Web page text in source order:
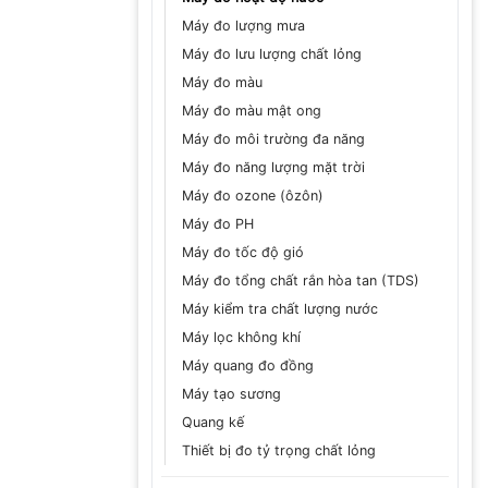
Máy đo lượng mưa
Máy đo lưu lượng chất lỏng
Máy đo màu
Máy đo màu mật ong
Máy đo môi trường đa năng
Máy đo năng lượng mặt trời
Máy đo ozone (ôzôn)
Máy đo PH
Máy đo tốc độ gió
Máy đo tổng chất rắn hòa tan (TDS)
Máy kiểm tra chất lượng nước
Máy lọc không khí
Máy quang đo đồng
Máy tạo sương
Quang kế
Thiết bị đo tỷ trọng chất lỏng